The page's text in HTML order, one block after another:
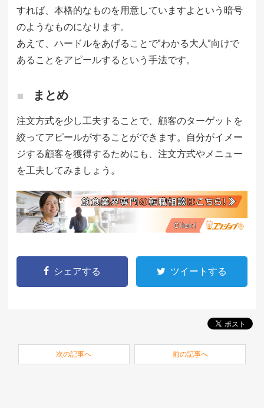
すれば、本格的なものを用意していますよという暗号
のようなものになります。
あえて、ハードルをあげることで”わかる大人”向けで
あることをアピールするという手法です。
まとめ
注文方式を少し工夫することで、顧客のターゲットを
絞ってアピールがすることができます。自分がイメー
ジする顧客を獲得するためにも、注文方式やメニュー
を工夫してみましょう。
シェアする ツイートする
次の記事へ 前の記事へ